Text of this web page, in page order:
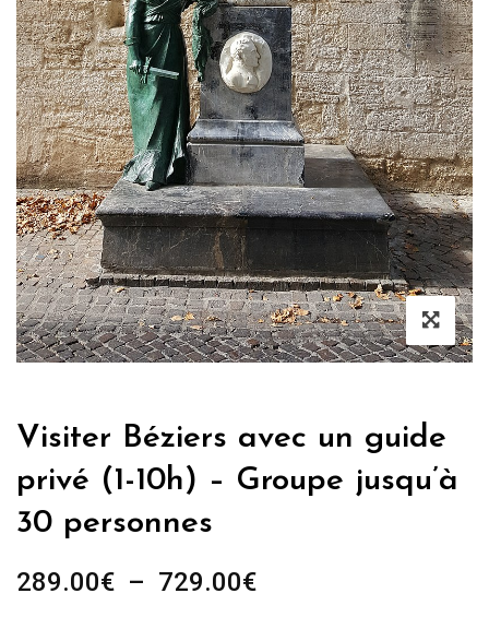
Visiter Béziers avec un guide
privé (1-10h) – Groupe jusqu’à
30 personnes
289.00€ – 729.00€Plage